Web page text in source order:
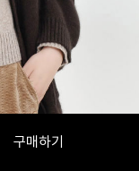
구매하기